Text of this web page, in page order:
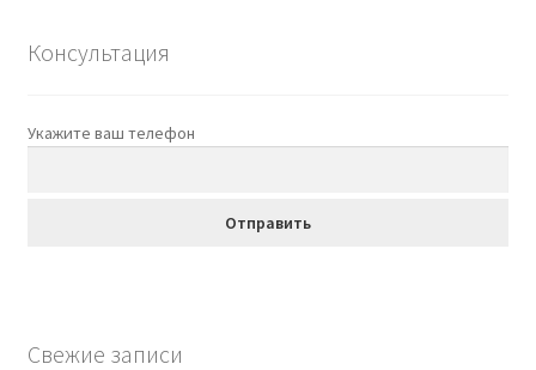
Консультация
Укажите ваш телефон
Свежие записи